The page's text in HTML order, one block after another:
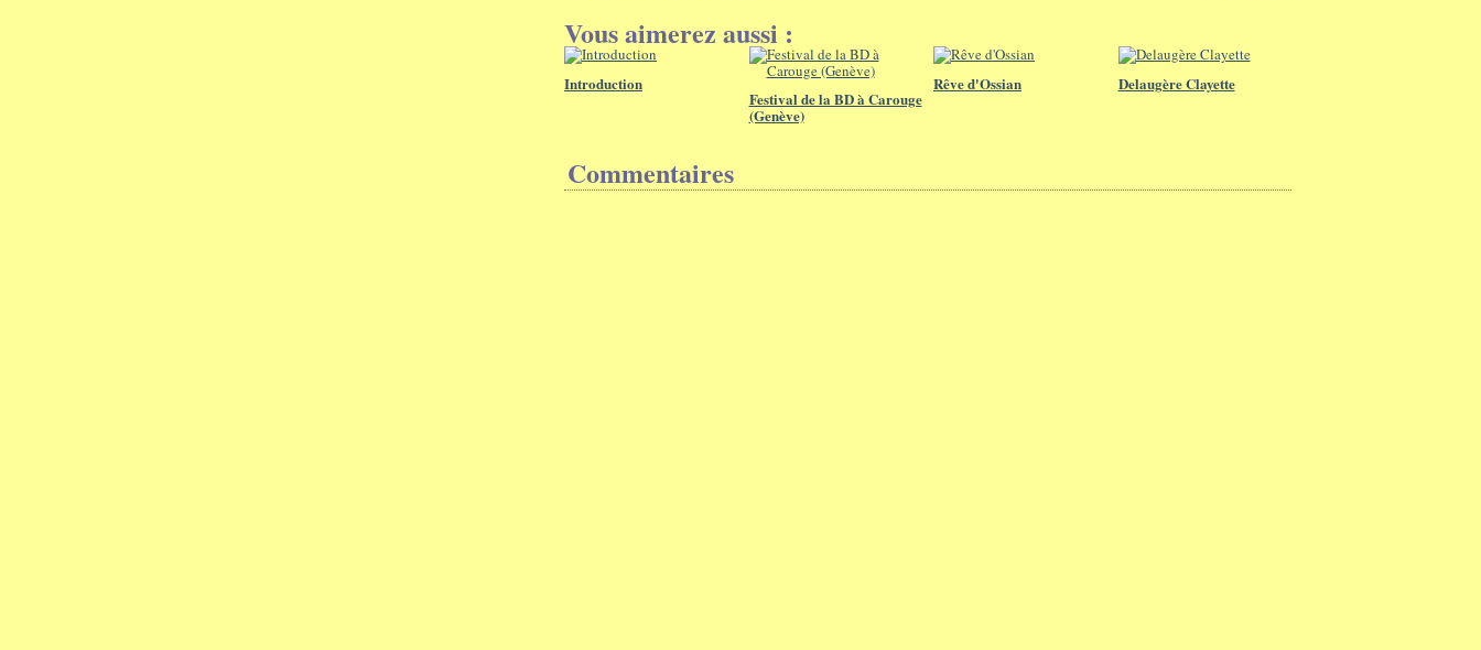
Vous aimerez aussi :
Introduction
Festival de la BD à Carouge
(Genève)
Rêve d'Ossian Delaugère Clayette
Commentaires